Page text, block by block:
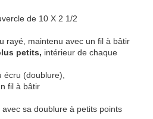
de 10 X 2 1/2
rayé, maintenu avec un fil à bâtir
petits, intérieur de chaque
écru (doublure),
fil à bâtir
sa doublure à petits points